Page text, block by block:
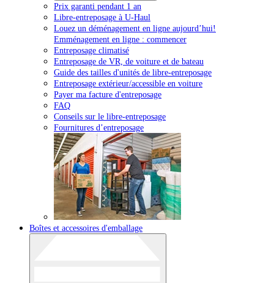
Prix garanti pendant 1 an
Libre-entreposage à U-Haul
Louez un déménagement en ligne aujourd’hui!
Emménagement en ligne : commencer
Entreposage climatisé
Entreposage de VR, de voiture et de bateau
Guide des tailles d'unités de libre-entreposage
Entreposage extérieur/accessible en voiture
Payer ma facture d'entreposage
FAQ
Conseils sur le libre-entreposage
Fournitures d’entreposage
Boîtes et accessoires d'emballage